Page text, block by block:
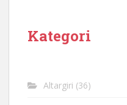
Kategori
Altargiri (36)